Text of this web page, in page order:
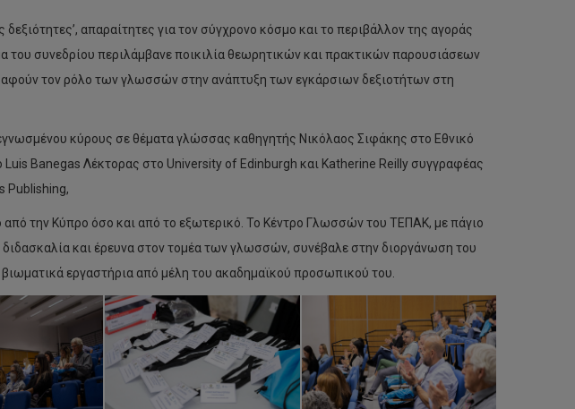
απαραίτητες για τον σύγχρονο κόσμο και το περιβάλλον της αγοράς
του συνεδρίου περιλάμβανε ποικιλία θεωρητικών και πρακτικών παρουσιάσεων
τον ρόλο των γλωσσών στην ανάπτυξη των εγκάρσιων δεξιοτήτων στη
εγνωσμένου κύρους σε θέματα γλώσσας καθηγητής Νικόλαος Σιφάκης στο Εθνικό
Luis Banegas Λέκτορας στο University of Edinburgh και Katherine Reilly συγγραφέας
Publishing,
από την Κύπρο όσο και από το εξωτερικό. Το Κέντρο Γλωσσών του ΤΕΠΑΚ, με πάγιο
και έρευνα στον τομέα των γλωσσών, συνέβαλε στην διοργάνωση του
εργαστήρια από μέλη του ακαδημαϊκού προσωπικού του.
e-
camp
day
με
θέμα:
Ψηφιακός